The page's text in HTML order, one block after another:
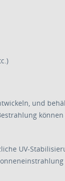
und
UV-